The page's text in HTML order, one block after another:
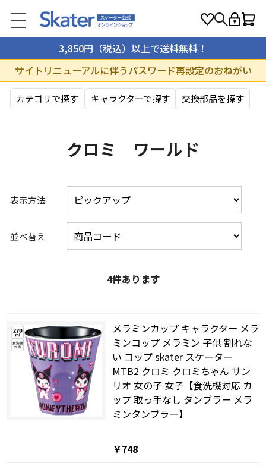
3,850円（税込）以上で送料無料！
サイトリニューアルに伴うパスワード再設定のおねがい
カテゴリで探す キャラクターで探す 交換部品を探す
クロミ ワールド
表示方法
並べ替え
4件あります
メラミンカップ キャラクター メラ
ミンコップ メラミン 子供 割れな
い コップ skater スケーター
MTB2 クロミ クロミちゃん サン
リオ 女の子 女子【食洗機対応 カ
ップ 取っ手なし タンブラー メラ
ミンタンブラー】
￥748